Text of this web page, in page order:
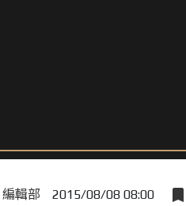
編輯部 2015/08/08 08:00